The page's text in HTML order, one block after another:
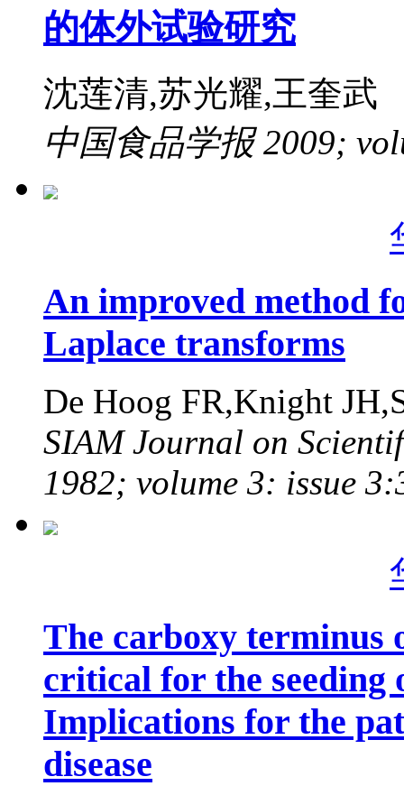
的体外试验研究
沈莲清,苏光耀,王奎武
中国食品学报 2009;
An improved method
Laplace transforms
De Hoog FR,Knight
SIAM Journal on
1982; volume 3: issue
The carboxy terminus
critical for the
Implications for the
disease